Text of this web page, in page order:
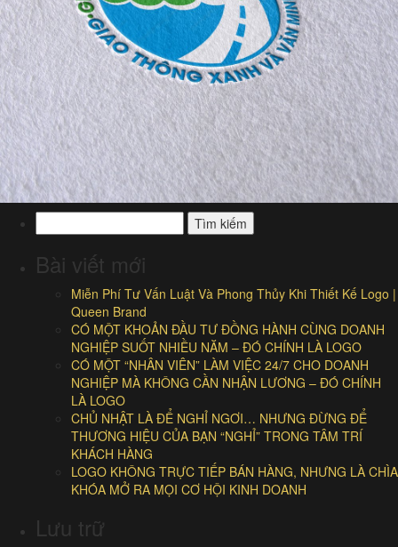
kiếm
cho:
Bài viết mới
Miễn Phí Tư Vấn Luật Và Phong Thủy Khi Thiết Kế Logo |
Queen Brand
CÓ MỘT KHOẢN ĐẦU TƯ ĐỒNG HÀNH CÙNG DOANH
NGHIỆP SUỐT NHIỀU NĂM – ĐÓ CHÍNH LÀ LOGO
CÓ MỘT “NHÂN VIÊN” LÀM VIỆC 24/7 CHO DOANH
NGHIỆP MÀ KHÔNG CẦN NHẬN LƯƠNG – ĐÓ CHÍNH
LÀ LOGO
CHỦ NHẬT LÀ ĐỂ NGHỈ NGƠI… NHƯNG ĐỪNG ĐỂ
THƯƠNG HIỆU CỦA BẠN “NGHỈ” TRONG TÂM TRÍ
KHÁCH HÀNG
LOGO KHÔNG TRỰC TIẾP BÁN HÀNG, NHƯNG LÀ CHÌA
KHÓA MỞ RA MỌI CƠ HỘI KINH DOANH
Lưu trữ